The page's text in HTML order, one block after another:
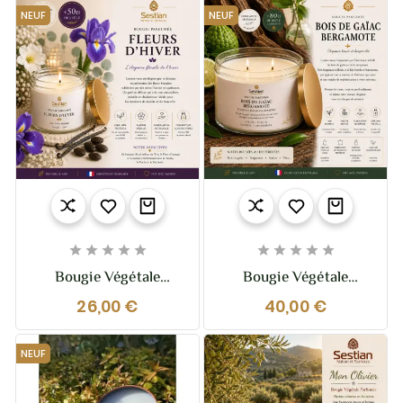
NEUF
    
Bougie Végétale
Parfumée Fleurs
D’Hiver – 210g –
Elegante Et Raffinée
26,00 €
NEUF
    
Bougie Végétale
Parfumée Bois De
Gaïac Bergamote XL –
370g – 2 Mèches
40,00 €
NEUF